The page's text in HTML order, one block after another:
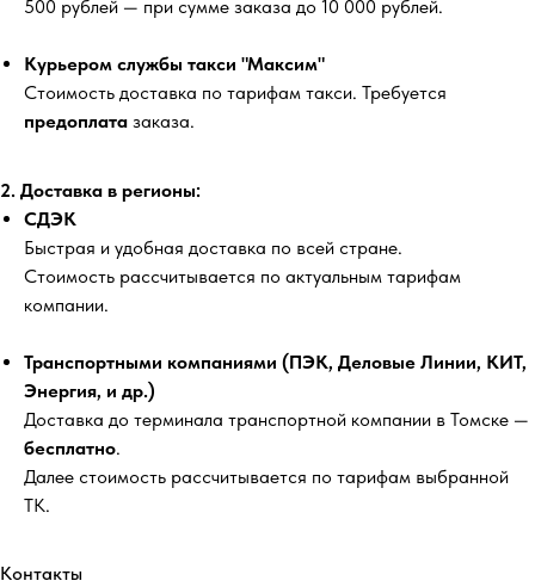
500 рублей — при сумме заказа до 10 000 рублей.
Курьером службы такси "Максим"
Стоимость доставка по тарифам такси. Требуется
предоплата заказа.
2. Доставка в регионы:
СДЭК
Быстрая и удобная доставка по всей стране.
Стоимость рассчитывается по актуальным тарифам
компании.
Транспортными компаниями (ПЭК, Деловые Линии, КИТ,
Энергия, и др.)
Доставка до терминала транспортной компании в Томске —
бесплатно.
Далее стоимость рассчитывается по тарифам выбранной
ТК.
Контакты